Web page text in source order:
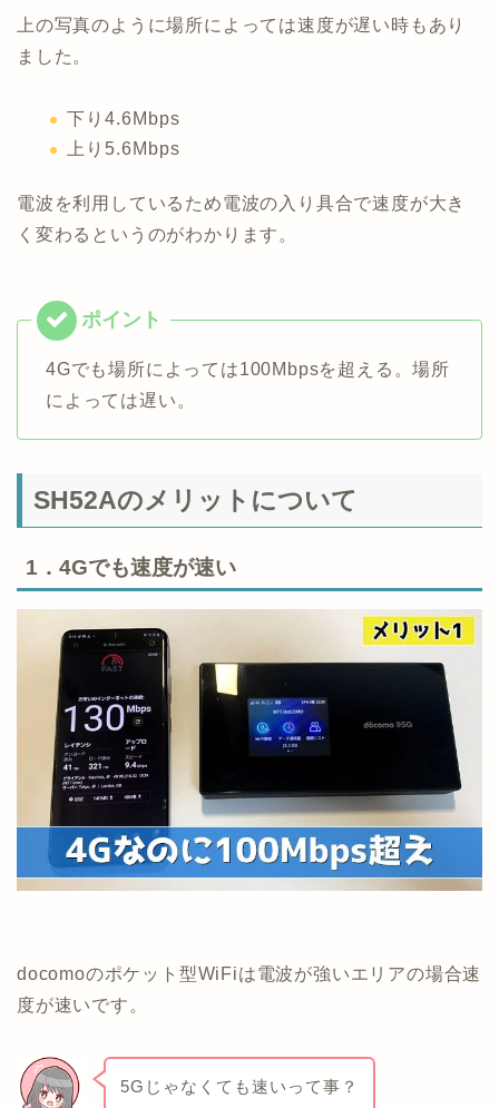
上の写真のように場所によっては速度が遅い時もあり
ました。
下り4.6Mbps
上り5.6Mbps
電波を利用しているため電波の入り具合で速度が大き
く変わるというのがわかります。
4Gでも場所によっては100Mbpsを超える。場所
によっては遅い。
SH52Aのメリットについて
1．4Gでも速度が速い
docomoのポケット型WiFiは電波が強いエリアの場合速
度が速いです。
5Gじゃなくても速いって事？